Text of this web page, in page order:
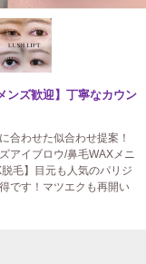
ンズ歓迎】丁寧なカウン
合わせた似合わせ提案！
アイブロウ/鼻毛WAXメニ
毛】目元も人気のパリジ
です！マツエクも再開い